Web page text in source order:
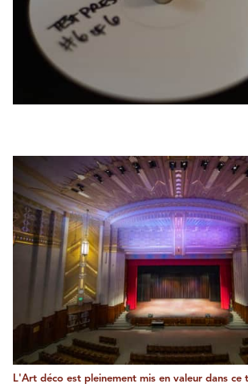
L'Art déco est pleinement mis en valeur dans ce